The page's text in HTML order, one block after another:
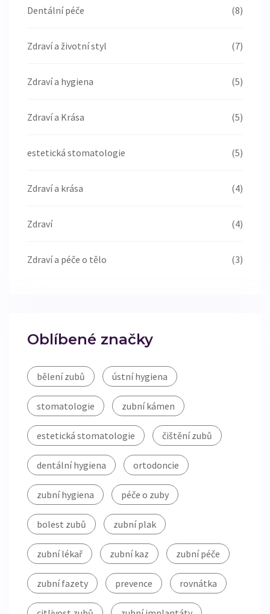
Dentální péče (8)
Zdraví a životní styl (7)
Zdraví a hygiena (5)
Zdraví a Krása (5)
estetická stomatologie (5)
Zdraví a krása (4)
Zdraví (4)
Zdraví a péče o tělo (3)
Oblíbené značky
bělení zubů ústní hygiena
stomatologie zubní kámen
estetická stomatologie čištění zubů
dentální hygiena ortodoncie
zubní hygiena péče o zuby
bolest zubů zubní plak
zubní lékař zubní kaz zubní péče
zubní fazety prevence rovnátka